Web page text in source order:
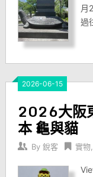
月
過
2026-06-15
2026大阪
本 龜與貓
By 銳客 實物,